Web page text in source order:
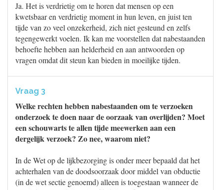
Ja. Het is verdrietig om te horen dat mensen op een
kwetsbaar en verdrietig moment in hun leven, en juist ten
tijde van zo veel onzekerheid, zich niet gesteund en zelfs
tegengewerkt voelen. Ik kan me voorstellen dat nabestaanden
behoefte hebben aan helderheid en aan antwoorden op
vragen omdat dit steun kan bieden in moeilijke tijden.
Vraag 3
Welke rechten hebben nabestaanden om te verzoeken
onderzoek te doen naar de oorzaak van overlijden? Moet
een schouwarts te allen tijde meewerken aan een
dergelijk verzoek? Zo nee, waarom niet?
In de Wet op de lijkbezorging is onder meer bepaald dat het
achterhalen van de doodsoorzaak door middel van obductie
(in de wet sectie genoemd) alleen is toegestaan wanneer de